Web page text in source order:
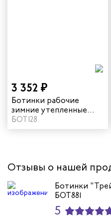
3 352 ₽
Ботинки рабочие
зимние утепленные
"Комфорт" с МП цвет
черный
БОТ128
Отзывы о нашей
Ботинки
БОТ881
5